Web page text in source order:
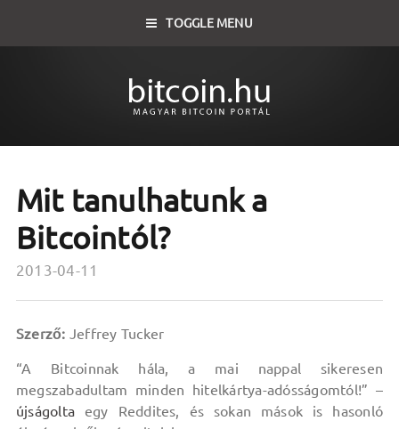
TOGGLE MENU
Mit tanulhatunk a
Bitcointól?
2013-04-11
Szerző: Jeffrey Tucker
“A Bitcoinnak hála, a mai nappal sikeresen
megszabadultam minden hitelkártya-adósságomtól!” –
újságolta egy Reddites, és sokan mások is hasonló